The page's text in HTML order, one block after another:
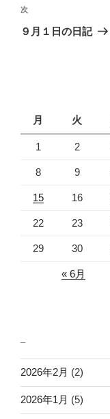
ビ
ゲ
投
稿
次
の
次
９月１日の日記
月
火
1 2
8 9
15 16
22 23
29 30
« 6月
2026年2月 (2)
2026年1月 (5)